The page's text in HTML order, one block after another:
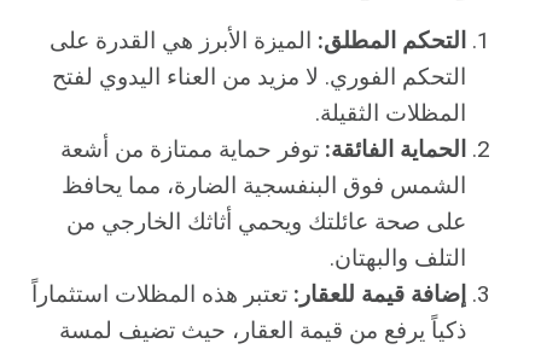
التحكم المطلق: الميزة الأبرز هي القدرة على
التحكم الفوري. لا مزيد من العناء اليدوي لفتح
المظلات الثقيلة.
الحماية الفائقة: توفر حماية ممتازة من أشعة
الشمس فوق البنفسجية الضارة، مما يحافظ
على صحة عائلتك ويحمي أثاثك الخارجي من
التلف والبهتان.
إضافة قيمة للعقار: تعتبر هذه المظلات استثماراً
ذكياً يرفع من قيمة العقار، حيث تضيف لمسة